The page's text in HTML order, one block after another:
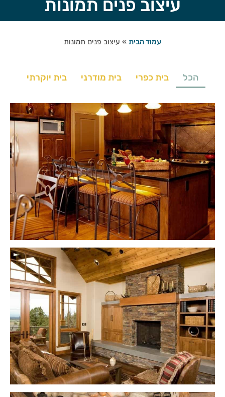
עיצוב פנים תמונות
עמוד הבית » עיצוב פנים תמונות
הכל בית כפרי בית מודרני בית יוקרתי